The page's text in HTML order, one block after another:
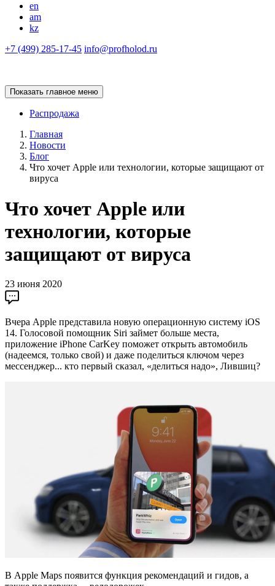
en
am
kz
+7 (499) 285-17-45 info@profholod.ru
Показать главное меню
Распродажа
Главная
Новости
Блог
Что хочет Apple или технологии, которые защищают от
вируса
Что хочет Apple или
технологии, которые
защищают от вируса
23 июня 2020
Вчера Apple представила новую операционную систему iOS
14. Голосовой помощник Siri займет больше места,
приложение iPhone CarKey поможет открыть автомобиль
(надеемся, только свой) и даже поделиться ключом через
мессенджер... кто первый сказал, «делиться надо», Лившиц?
В Apple Maps появится функция рекомендаций и гидов, а